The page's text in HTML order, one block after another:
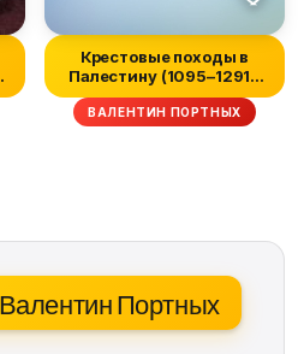
Крестовые походы в
Палестину (1095–1291).
Аргумент...
ВАЛЕНТИН ПОРТНЫХ
Портных